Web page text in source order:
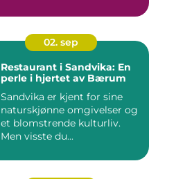
02. sep
Restaurant i Sandvika: En
perle i hjertet av Bærum
Sandvika er kjent for sine
naturskjønne omgivelser og
et blomstrende kulturliv.
Men visste du...